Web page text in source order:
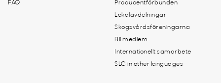
FAQ Producentförbunden
Lokalavdelningar
Skogsvårdsföreningarna
Bli medlem
Internationellt samarbete
SLC in other languages